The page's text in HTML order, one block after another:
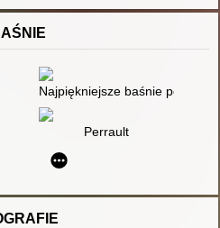
ludowe Śląska Opolskiego
Najpiękniejsze baśnie polskie
Perrault